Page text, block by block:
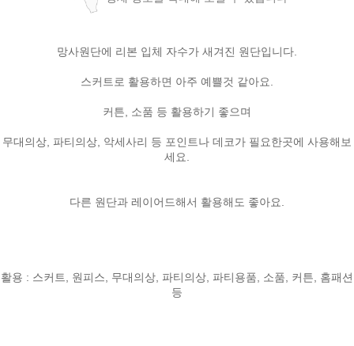
망사원단에 리본 입체 자수가 새겨진 원단입니다.
스커트로 활용하면 아주 예쁠것 같아요.
커튼, 소품 등 활용하기 좋으며
무대의상, 파티의상, 악세사리 등 포인트나 데코가 필요한곳에 사용해보
세요.
다른 원단과 레이어드해서 활용해도 좋아요.
활용 : 스커트, 원피스, 무대의상, 파티의상, 파티용품, 소품, 커튼, 홈패션
등